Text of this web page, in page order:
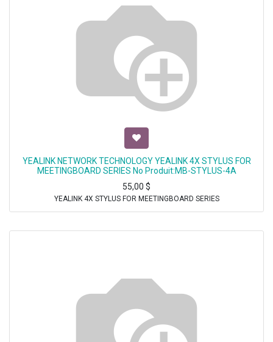
YEALINK NETWORK TECHNOLOGY YEALINK 4X STYLUS FOR
MEETINGBOARD SERIES No Produit:MB-STYLUS-4A
55,00 $
YEALINK 4X STYLUS FOR MEETINGBOARD SERIES